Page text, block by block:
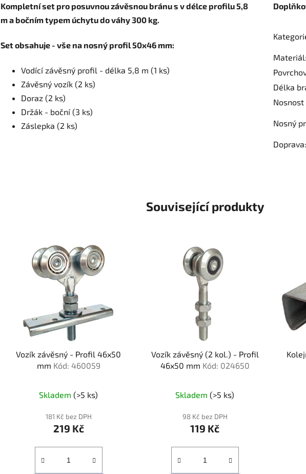
Kompletní set pro posuvnou závěsnou bránu s v délce profilu 5,8
m a bočním typem úchytu do váhy 300 kg.
Set obsahuje - vše na nosný profil 50x46 mm:
Vodící závěsný profil - délka 5,8 m (1 ks)
Závěsný vozík (2 ks)
Doraz (2 ks)
Držák - boční (3 ks)
Záslepka (2 ks)
Materiál:
Délka
Nosnost
Nosný
Doprava:
Související produkty
Vozík závěsný - Profil 46x50
mm Kód: 460059
Skladem(>5 ks)
181 Kč bez DPH
219 Kč
Vozík závěsný (2 kol.) - Profil
46x50 mm Kód: 024650
Skladem(>5 ks)
98 Kč bez DPH
119 Kč